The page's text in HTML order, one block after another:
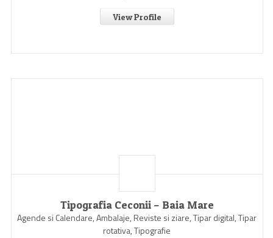
View Profile
Tipografia Ceconii – Baia Mare
Agende si Calendare, Ambalaje, Reviste si ziare, Tipar digital, Tipar
rotativa, Tipografie